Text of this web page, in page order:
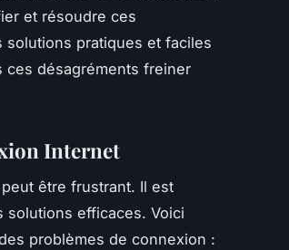
et résoudre ces
pratiques et faciles
désagréments freiner
Internet
peut être frustrant. Il est
efficaces. Voici
problèmes de connexion :